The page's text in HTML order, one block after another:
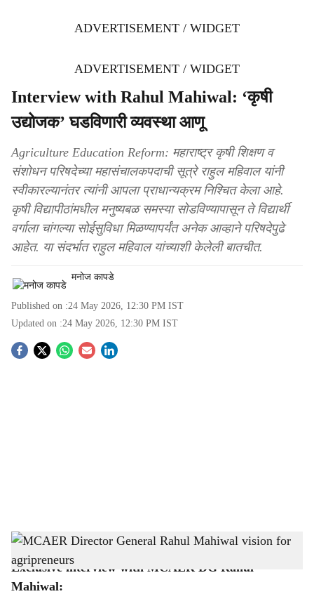
ADVERTISEMENT / WIDGET
ADVERTISEMENT / WIDGET
Interview with Rahul Mahiwal: ‘कृषी
उद्योजक’ घडविणारी व्यवस्था आणू
Agriculture Education Reform: महाराष्ट्र कृषी शिक्षण व
संशोधन परिषदेच्या महासंचालकपदाची सूत्रे राहुल महिवाल यांनी
स्वीकारल्यानंतर त्यांनी आपला प्राधान्यक्रम निश्चित केला आहे.
कृषी विद्यापीठांमधील मनुष्यबळ समस्या सोडविण्यापासून ते विद्यार्थी
वर्गाला चांगल्या सोईसुविधा मिळण्यापर्यंत अनेक आव्हाने परिषदेपुढे
आहेत. या संदर्भात राहुल महिवाल यांच्याशी केलेली बातचीत.
मनोज कापडे
Published on :24 May 2026, 12:30 PM IST
Updated on :24 May 2026, 12:30 PM IST
S
h
a
MCAER Director General Rahul Mahiwal vision for agripreneurs- Agrowon
Exclusive interview with MCAER DG Rahul
Mahiwal: